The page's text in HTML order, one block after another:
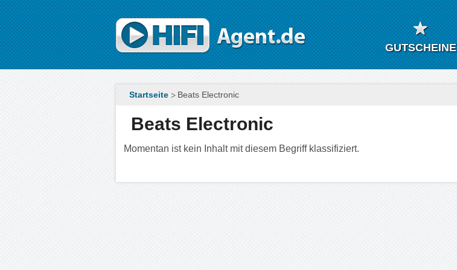
Direkt zum Inhalt
GUTSCHEINE
Startseite Beats Electronic
Beats Electronic
Momentan ist kein Inhalt mit diesem Begriff klassifiziert.